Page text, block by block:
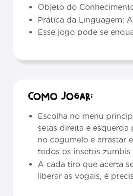
Objeto do
Prática da Linguagem:
Esse jogo pode se
Como jogar:
Escolha no menu
setas direita e esquerda
no cogumelo e arrastar
todos os insetos
A cada tiro que acerta
liberar as vogais, é